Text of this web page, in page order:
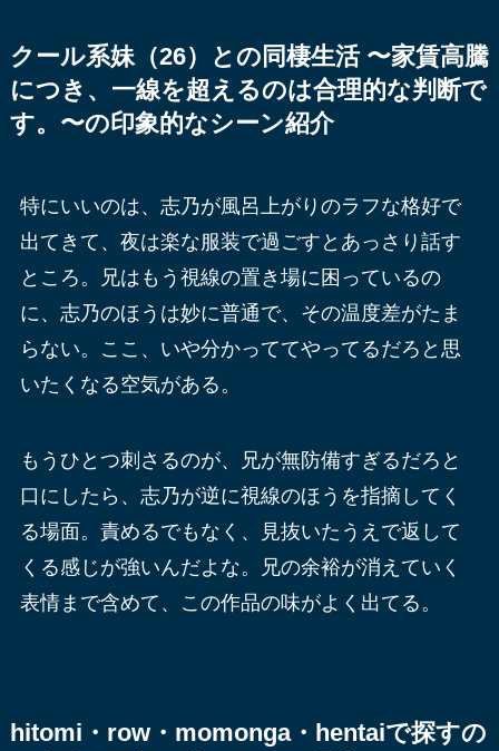
クール系妹（26）との同棲生活 〜家賃高騰
につき、一線を超えるのは合理的な判断で
す。〜の印象的なシーン紹介
特にいいのは、志乃が風呂上がりのラフな格好で
出てきて、夜は楽な服装で過ごすとあっさり話す
ところ。兄はもう視線の置き場に困っているの
に、志乃のほうは妙に普通で、その温度差がたま
らない。ここ、いや分かっててやってるだろと思
いたくなる空気がある。
もうひとつ刺さるのが、兄が無防備すぎるだろと
口にしたら、志乃が逆に視線のほうを指摘してく
る場面。責めるでもなく、見抜いたうえで返して
くる感じが強いんだよな。兄の余裕が消えていく
表情まで含めて、この作品の味がよく出てる。
hitomi・row・momonga・hentaiで探すの